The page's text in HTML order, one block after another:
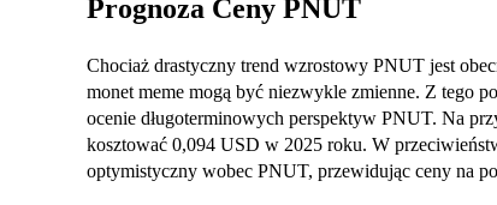
Prognoza Ceny PNUT
Chociaż drastyczny trend wzrostowy PNUT jest
monet meme mogą być niezwykle zmienne. Z tego
ocenie długoterminowych perspektyw PNUT. Na
kosztować 0,094 USD w 2025 roku. W
optymistyczny wobec PNUT, przewidując ceny na